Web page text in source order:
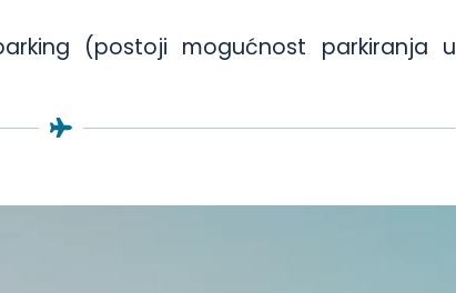
(postoji mogućnost parkiranja u